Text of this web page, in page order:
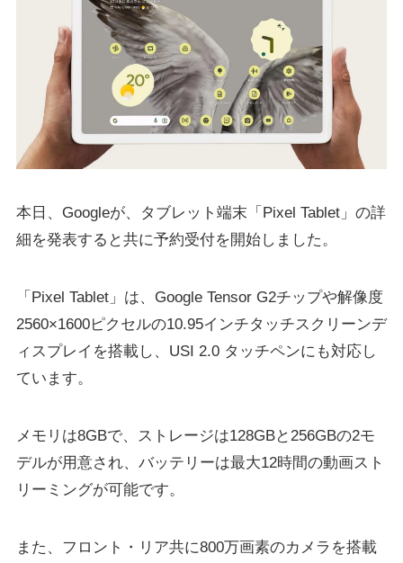
本日、Googleが、タブレット端末「Pixel Tablet」の詳
細を発表すると共に予約受付を開始しました。
「Pixel Tablet」は、Google Tensor G2チップや解像度
2560×1600ピクセルの10.95インチタッチスクリーンデ
ィスプレイを搭載し、USI 2.0 タッチペンにも対応し
ています。
メモリは8GBで、ストレージは128GBと256GBの2モ
デルが用意され、バッテリーは最大12時間の動画スト
リーミングが可能です。
また、フロント・リア共に800万画素のカメラを搭載